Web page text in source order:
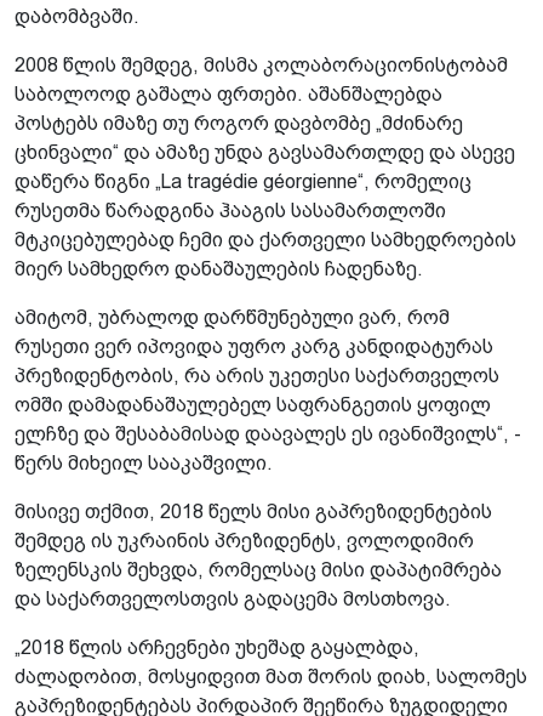
დაბომბვაში.
2008 წლის შემდეგ, მისმა კოლაბორაციონისტობამ
საბოლოოდ გაშალა ფრთები. აშანშალებდა
პოსტებს იმაზე თუ როგორ დავბომბე „მძინარე
ცხინვალი“ და ამაზე უნდა გავსამართლდე და ასევე
დაწერა წიგნი „La tragédie géorgienne“, რომელიც
რუსეთმა წარადგინა ჰააგის სასამართლოში
მტკიცებულებად ჩემი და ქართველი სამხედროების
მიერ სამხედრო დანაშაულების ჩადენაზე.
ამიტომ, უბრალოდ დარწმუნებული ვარ, რომ
რუსეთი ვერ იპოვიდა უფრო კარგ კანდიდატურას
პრეზიდენტობის, რა არის უკეთესი საქართველოს
ომში დამადანაშაულებელ საფრანგეთის ყოფილ
ელჩზე და შესაბამისად დაავალეს ეს ივანიშვილს“, -
წერს მიხეილ სააკაშვილი.
მისივე თქმით, 2018 წელს მისი გაპრეზიდენტების
შემდეგ ის უკრაინის პრეზიდენტს, ვოლოდიმირ
ზელენსკის შეხვდა, რომელსაც მისი დაპატიმრება
და საქართველოსთვის გადაცემა მოსთხოვა.
„2018 წლის არჩევნები უხეშად გაყალბდა,
ძალადობით, მოსყიდვით მათ შორის დიახ, სალომეს
გაპრეზიდენტებას პირდაპირ შეეწირა ზუგდიდელი